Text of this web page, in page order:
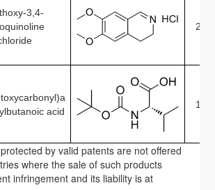
3,4-
acid
by valid patents are not offered
where the sale of such products
infringement and its liability is at